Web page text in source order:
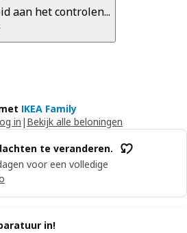
aan het controlen...
IKEA Family
in | Bekijk alle beloningen
te veranderen.
voor een volledige
in!